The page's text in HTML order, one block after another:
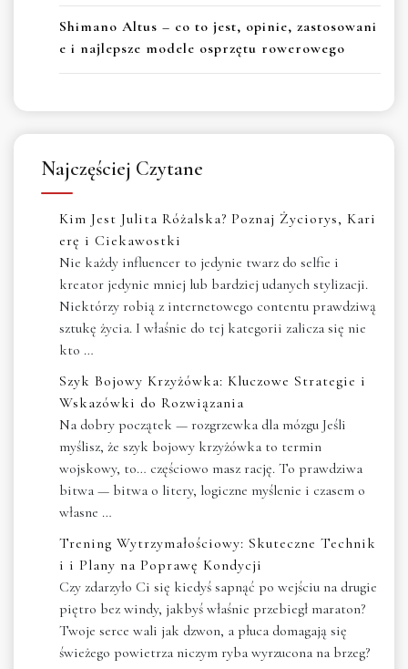
Shimano Altus – co to jest, opinie, zastosowani
e i najlepsze modele osprzętu rowerowego
Najczęściej Czytane
Kim Jest Julita Różalska? Poznaj Życiorys, Kari
erę i Ciekawostki
Nie każdy influencer to jedynie twarz do selfie i
kreator jedynie mniej lub bardziej udanych stylizacji.
Niektórzy robią z internetowego contentu prawdziwą
sztukę życia. I właśnie do tej kategorii zalicza się nie
kto …
Szyk Bojowy Krzyżówka: Kluczowe Strategie i
Wskazówki do Rozwiązania
Na dobry początek — rozgrzewka dla mózgu Jeśli
myślisz, że szyk bojowy krzyżówka to termin
wojskowy, to… częściowo masz rację. To prawdziwa
bitwa — bitwa o litery, logiczne myślenie i czasem o
własne …
Trening Wytrzymałościowy: Skuteczne Technik
i i Plany na Poprawę Kondycji
Czy zdarzyło Ci się kiedyś sapnąć po wejściu na drugie
piętro bez windy, jakbyś właśnie przebiegł maraton?
Twoje serce wali jak dzwon, a płuca domagają się
świeżego powietrza niczym ryba wyrzucona na brzeg?